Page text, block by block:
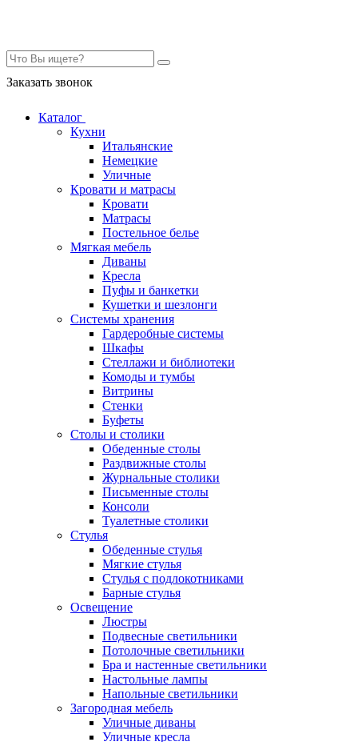
Заказать звонок
Каталог
Кухни
Итальянские
Немецкие
Уличные
Кровати и матрасы
Кровати
Матрасы
Постельное белье
Мягкая мебель
Диваны
Кресла
Пуфы и банкетки
Кушетки и шезлонги
Системы хранения
Гардеробные системы
Шкафы
Стеллажи и библиотеки
Комоды и тумбы
Витрины
Стенки
Буфеты
Столы и столики
Обеденные столы
Раздвижные столы
Журнальные столики
Письменные столы
Консоли
Туалетные столики
Стулья
Обеденные стулья
Мягкие стулья
Стулья с подлокотниками
Барные стулья
Освещение
Люстры
Подвесные светильники
Потолочные светильники
Бра и настенные светильники
Настольные лампы
Напольные светильники
Загородная мебель
Уличные диваны
Уличные кресла